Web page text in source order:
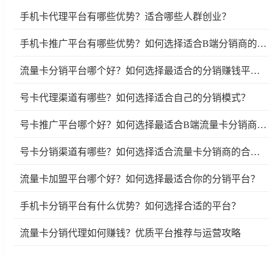
手机卡代理平台有哪些优势？适合哪些人群创业？
手机卡推广平台有哪些优势？如何选择适合B端分销商的优质平台？
流量卡分销平台哪个好？如何选择最适合的分销赚钱平台？
号卡代理渠道有哪些？如何选择适合自己的分销模式？
号卡推广平台哪个好？如何选择最适合B端流量卡分销商的号卡推广平台？
号卡分销渠道有哪些？如何选择适合流量卡分销商的合作平台？
流量卡加盟平台哪个好？如何选择最适合你的分销平台？
手机卡分销平台有什么优势？如何选择合适的平台？
流量卡分销代理如何赚钱？优质平台推荐与运营攻略